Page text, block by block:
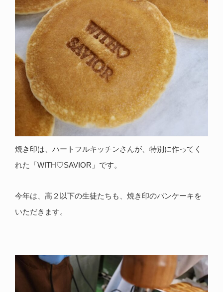
焼き印は、ハートフルキッチンさんが、特別に作ってく
れた「WITH♡SAVIOR」です。
今年は、高２以下の生徒たちも、焼き印のパンケーキを
いただきます。